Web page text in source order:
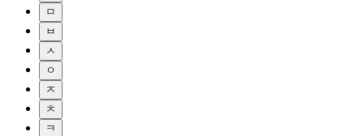
ㅁ
ㅂ
ㅅ
ㅇ
ㅈ
ㅊ
ㅋ